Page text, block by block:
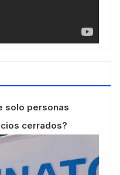
solo personas
cerrados?